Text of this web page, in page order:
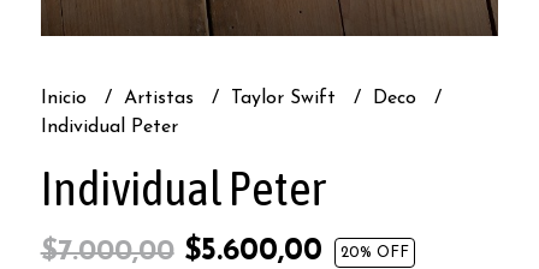
Inicio Artistas Taylor Swift
Deco
Individual Peter
Individual Peter
$7.000,00$5.600,00 20% OFF